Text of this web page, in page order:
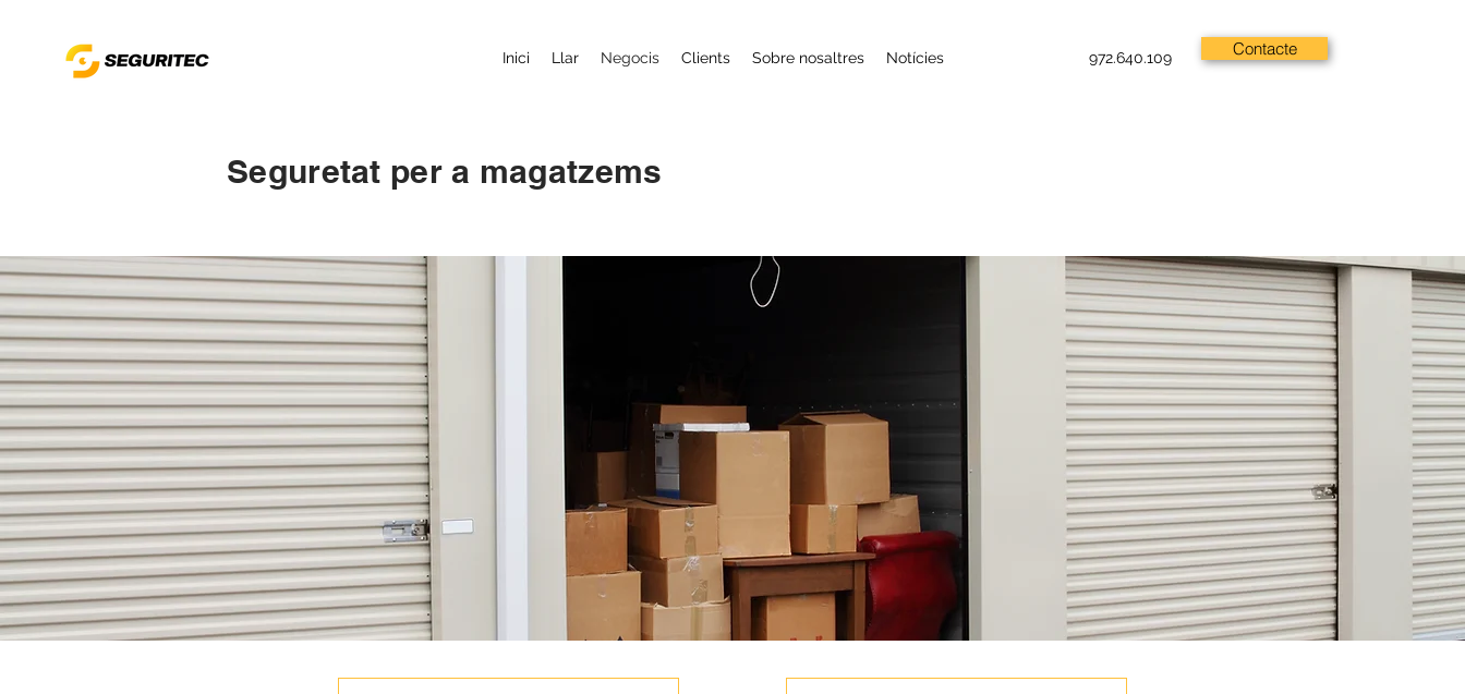
972.640.109
Inici Llar Negocis Clients Sobre nosaltres Notícies Contacte
Seguretat per a magatzems